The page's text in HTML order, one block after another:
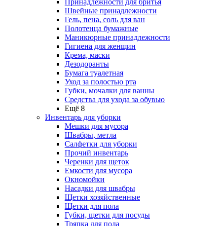
Принадлежности для бритья
Швейные принадлежности
Гель, пена, соль для ван
Полотенца бумажные
Маникюрные принадлежности
Гигиена для женщин
Крема, маски
Дезодоранты
Бумага туалетная
Уход за полостью рта
Губки, мочалки для ванны
Средства для ухода за обувью
Ещё 8
Инвентарь для уборки
Мешки для мусора
Швабры, метла
Салфетки для уборки
Прочий инвентарь
Черенки для щеток
Емкости для мусора
Окномойки
Насадки для швабры
Щетки хозяйственные
Щетки для пола
Губки, щетки для посуды
Тряпка для пола